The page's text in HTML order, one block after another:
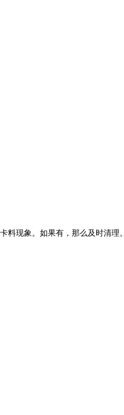
料现象。如果有，那么及时清理。